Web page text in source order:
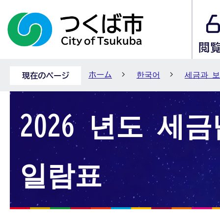
現在のページ ホーム 한국어 세금과
2026 년도 세금
일람표